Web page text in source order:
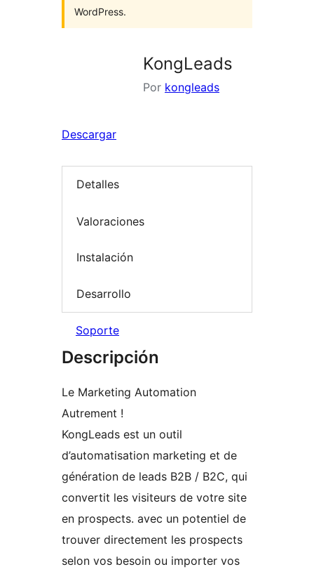
WordPress.
KongLeads
Por kongleads
Descargar
Detalles
Valoraciones
Instalación
Desarrollo
Soporte
Descripción
Le Marketing Automation
Autrement !
KongLeads est un outil
d’automatisation marketing et de
génération de leads B2B / B2C, qui
convertit les visiteurs de votre site
en prospects. avec un potentiel de
trouver directement les prospects
selon vos besoin ou importer vos